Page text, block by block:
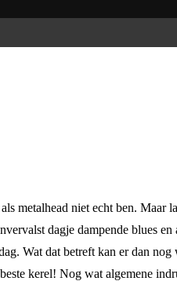
metalhead niet echt ben. Maar
dagje dampende blues
Wat dat betreft kan er dan
kerel! Nog wat algemene